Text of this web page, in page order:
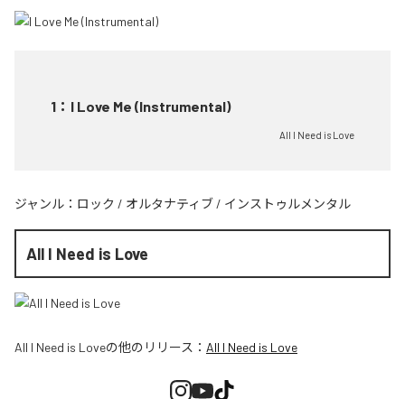
1 ： I Love Me (Instrumental)
All I Need is Love
ジャンル： ロック / オルタナティブ / インストゥルメンタル
All I Need is Love
All I Need is Loveの他のリリース： All I Need is Love